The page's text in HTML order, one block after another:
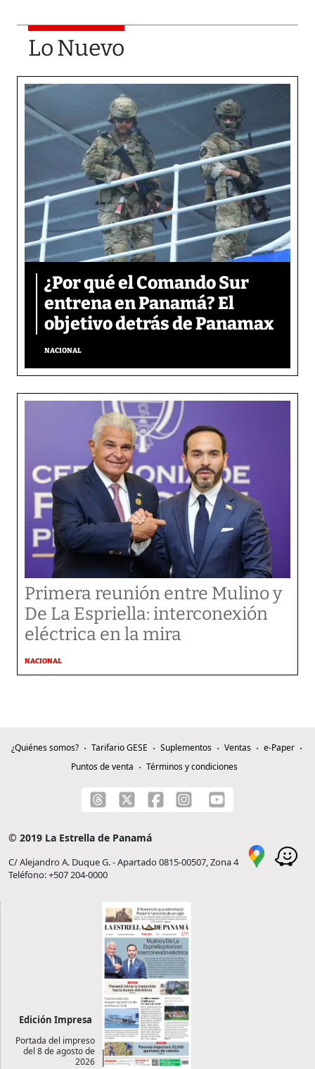
Lo Nuevo
¿Por qué el Comando Sur
entrena en Panamá? El
objetivo detrás de Panamax
NACIONAL
Primera reunión entre Mulino y
De La Espriella: interconexión
eléctrica en la mira
NACIONAL
¿Quiénes somos? Tarifario GESE Suplementos Ventas
e-Paper
Puntos de venta
Términos y condiciones
© 2019 La Estrella de Panamá
C/ Alejandro A. Duque G. - Apartado 0815-00507, Zona 4
Teléfono: +507 204-0000
Edición Impresa
Portada del impreso
del 8 de agosto de
2026